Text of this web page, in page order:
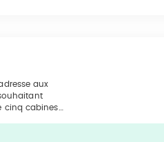
aux
cabines…